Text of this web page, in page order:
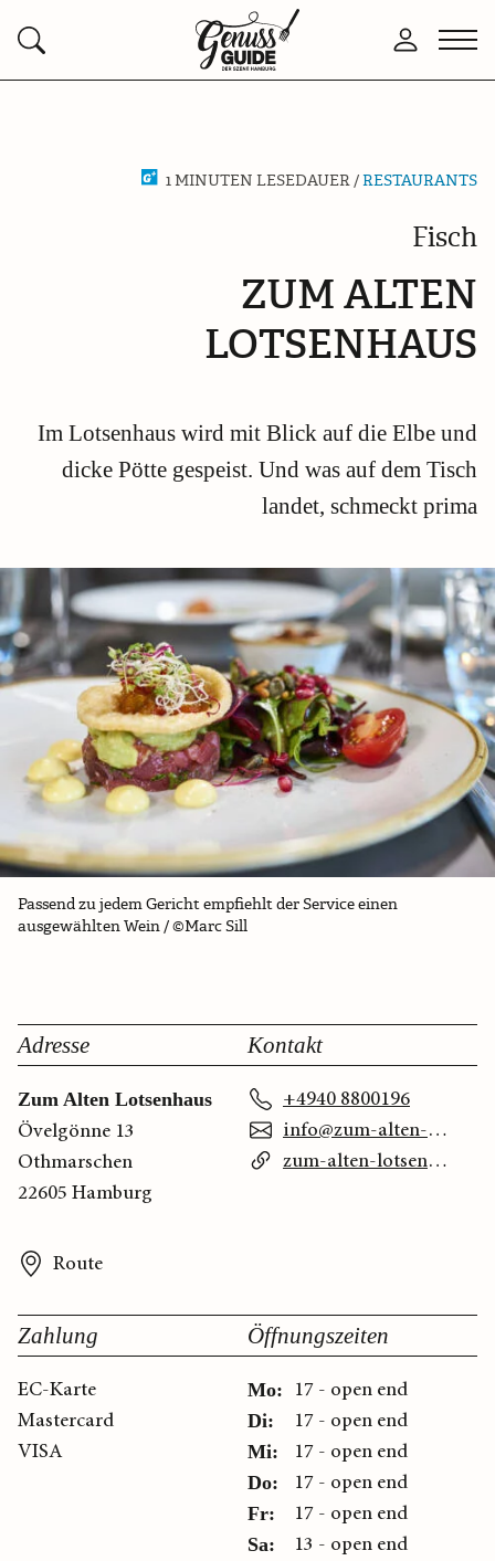
Suchen
Zurück
zur
Anmelden
1 MINUTEN LESEDAUER /RESTAURANTS
Fisch
ZUM ALTEN
LOTSENHAUS
Im Lotsenhaus wird mit Blick auf die Elbe und
dicke Pötte gespeist. Und was auf dem Tisch
landet, schmeckt prima
Passend zu jedem Gericht empfiehlt der Service einen
ausgewählten Wein / ©Marc Sill
Adresse
Zum Alten Lotsenhaus
Övelgönne 13
Othmarschen
22605 Hamburg
Route
Kontakt
+4940 8800196
info@zum-alten-Lotsenhaus.de
zum-alten-lotsenhaus.de
Zahlung
EC-Karte
Mastercard
VISA
Öffnungszeiten
Mo: 17 - open end
Di: 17 - open end
Mi: 17 - open end
Do: 17 - open end
Fr: 17 - open end
Sa: 13 - open end